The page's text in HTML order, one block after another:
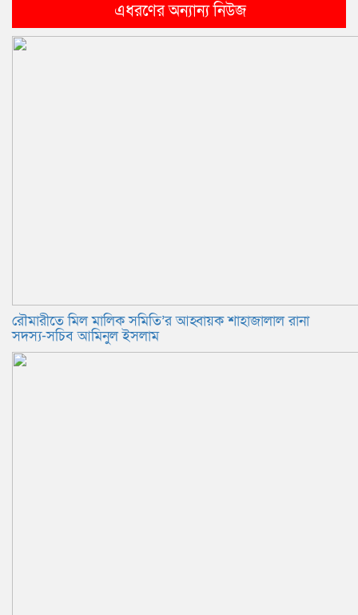
এধরণের অন্যান্য নিউজ
রৌমারীতে মিল মালিক সমিতি’র আহ্বায়ক শাহাজালাল রানা
সদস্য-সচিব আমিনুল ইসলাম